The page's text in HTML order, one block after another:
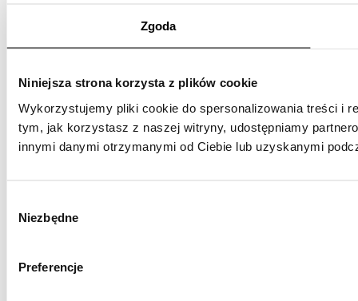
Zgoda
Niniejsza strona korzysta z plików cookie
Wykorzystujemy pliki cookie do spersonalizowania treści i
tym, jak korzystasz z naszej witryny, udostępniamy
innymi danymi otrzymanymi od Ciebie lub uzyskanymi
zgody
Niezbędne
Preferencje